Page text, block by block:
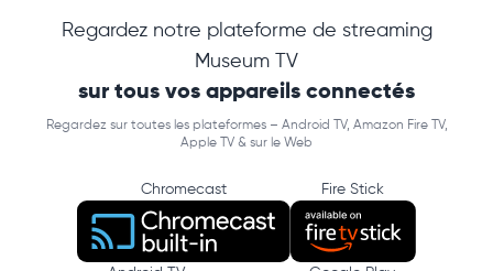
Regardez notre plateforme de streaming
Museum TV
sur tous vos appareils connectés
Regardez sur toutes les plateformes – Android TV, Amazon Fire TV,
Apple TV & sur le Web
Chromecast Fire Stick